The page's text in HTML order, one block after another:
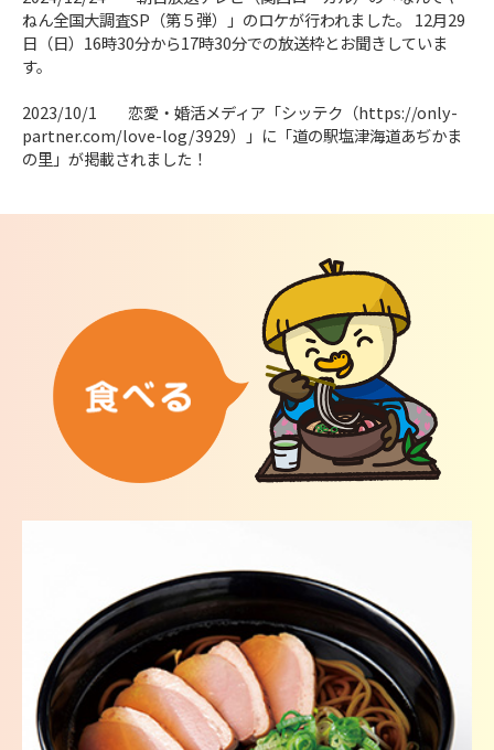
ねん全国大調査SP（第５弾）」のロケが行われました。 12月29
日（日）16時30分から17時30分での放送枠とお聞きしていま
す。
2023/10/1 恋愛・婚活メディア「シッテク（https://only-
partner.com/love-log/3929）」に「道の駅塩津海道あぢかま
の里」が掲載されました！